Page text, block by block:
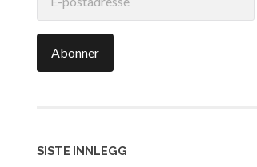
postadresse
Abonner
SISTE INNLEGG